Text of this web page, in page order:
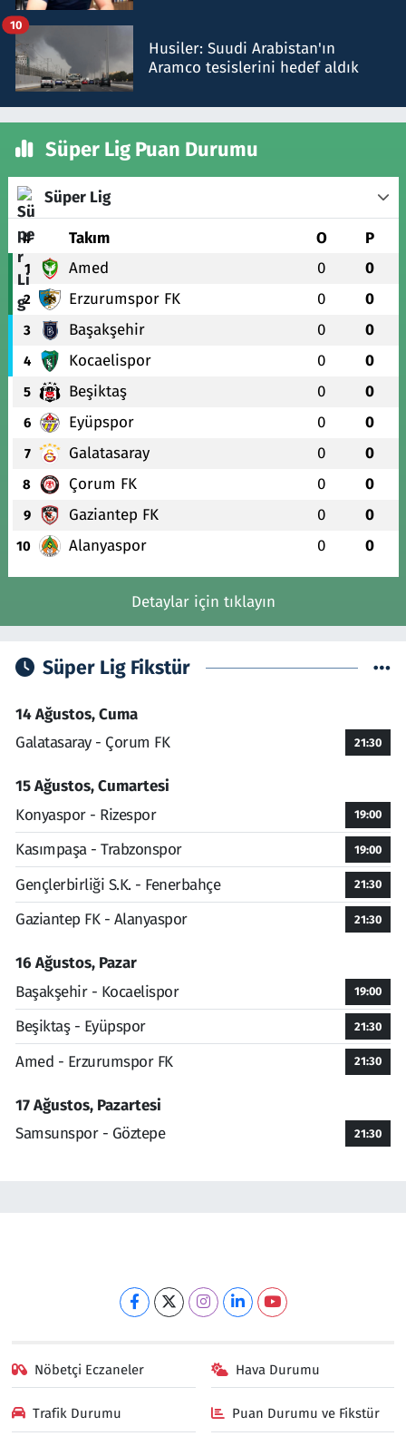
Husiler: Suudi Arabistan'ın
Aramco tesislerini hedef aldık
10
Süper Lig Puan Durumu
Süper Lig
# Takım O P
1 Amed 0 0
2 Erzurumspor FK 0 0
3 Başakşehir 0 0
4 Kocaelispor 0 0
5 Beşiktaş 0 0
6 Eyüpspor 0 0
7 Galatasaray 0 0
8 Çorum FK 0 0
9 Gaziantep FK 0 0
10 Alanyaspor 0 0
Detaylar için tıklayın
Süper Lig Fikstür
14 Ağustos, Cuma
Galatasaray - Çorum FK
21:30
15 Ağustos, Cumartesi
Konyaspor - Rizespor
19:00
Kasımpaşa - Trabzonspor 19:00
Gençlerbirliği S.K. - Fenerbahçe 21:30
Gaziantep FK - Alanyaspor 21:30
16 Ağustos, Pazar
Başakşehir - Kocaelispor
19:00
Beşiktaş - Eyüpspor 21:30
Amed - Erzurumspor FK 21:30
17 Ağustos, Pazartesi
Samsunspor - Göztepe
21:30
Nöbetçi Eczaneler Hava Durumu
Trafik Durumu Puan Durumu ve Fikstür